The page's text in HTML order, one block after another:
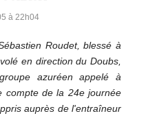
à 22h04
Roudet, blessé à
en direction du Doubs,
azuréen appelé à
compte de la 24e journée
auprès de l'entraîneur